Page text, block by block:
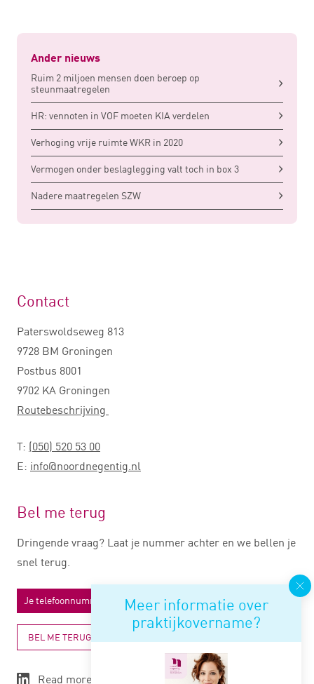
Ander nieuws
Ruim 2 miljoen mensen doen beroep op
steunmaatregelen
HR: vennoten in VOF moeten KIA verdelen
Verhoging vrije ruimte WKR in 2020
Vermogen onder beslaglegging valt toch in box 3
Nadere maatregelen SZW
Meer informatie over
praktijkovername?
Contact
Paterswoldseweg 813
9728 BM Groningen
Postbus 8001
9702 KA Groningen
Routebeschrijving
T: (050) 520 53 00
E: info@noordnegentig.nl
Bel me terug
Dringende vraag? Laat je nummer achter en we bellen je
snel terug.
BEL ME TERUG
Read more